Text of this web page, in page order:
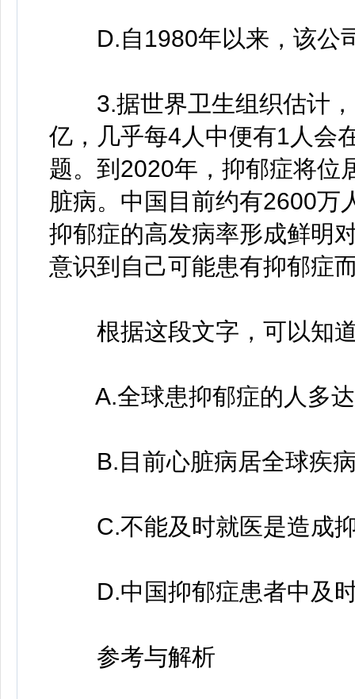
D.自1980年以来，该公
3.据世界卫生组织估计，
亿，几乎每4人中便有1人会
题。到2020年，抑郁症将位
脏病。中国目前约有2600万
抑郁症的高发病率形成鲜明
意识到自己可能患有抑郁症
根据这段文字，可以知
A.全球患抑郁症的人多
B.目前心脏病居全球疾病
C.不能及时就医是造成抑
D.中国抑郁症患者中及时
参考与解析